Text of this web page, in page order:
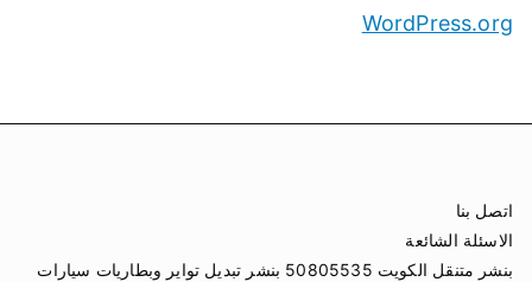
WordPress.org
اتصل بنا
الاسئلة الشائعة
بنشر متنقل الكويت 50805535 بنشر تبديل تواير وبطاريات سيارات